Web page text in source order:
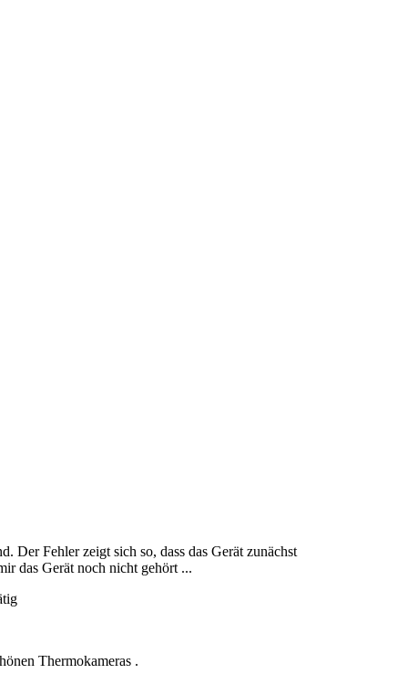
Der Fehler zeigt sich so, dass das Gerät zunächst
das Gerät noch nicht gehört ...
Thermokameras .